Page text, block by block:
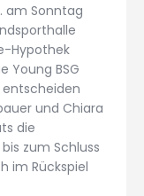
am Sonntag
Hypothek
Young BSG
entscheiden
und Chiara
die
zum Schluss
im Rückspiel